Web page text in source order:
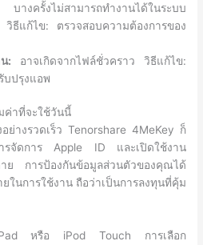
บางครั้งไม่สามารถทำงานได้ในระบบ
วิธีแก้ไข: ตรวจสอบความต้องการของ
: อาจเกิดจากไฟล์ชั่วคราว วิธีแก้ไข:
บปรุงแอพ
ค่าที่จะใช้วันนี้
ย่างรวดเร็ว Tenorshare 4MeKey ก็
ารจัดการ Apple ID และเปิดใช้งาน
การป้องกันข้อมูลส่วนตัวของคุณได้
ในการใช้งาน ถือว่าเป็นการลงทุนที่คุ้ม
หรือ iPod Touch การเลือก